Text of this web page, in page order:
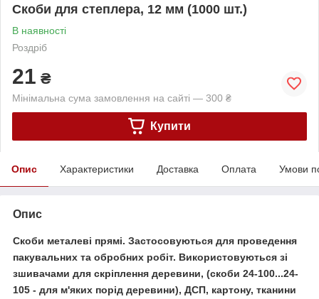
Скоби для степлера, 12 мм (1000 шт.)
В наявності
Роздріб
21 ₴
Мінімальна сума замовлення на сайті — 300 ₴
Купити
Опис Характеристики Доставка Оплата Умови
Опис
Скоби металеві прямі. Застосовуються для проведення
пакувальних та обробних робіт. Використовуються зі
зшивачами для скріплення деревини, (скоби 24-100...24-
105 - для м'яких порід деревини), ДСП, картону, тканини